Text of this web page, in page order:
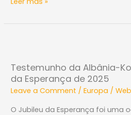
Testemunho da Albânia-
da Esperança de 2025
Leave a Comment /Europa /
O Jubileu da Esperança foi uma
Albânia-
Kosovo
–
Jubileu